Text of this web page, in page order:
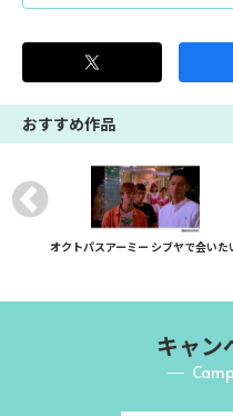
おすすめ作品
オクトパスアーミー シブヤで会いた
キャン